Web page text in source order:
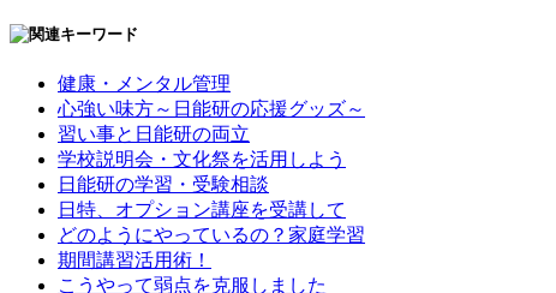
健康・メンタル管理
心強い味方～日能研の応援グッズ～
習い事と日能研の両立
学校説明会・文化祭を活用しよう
日能研の学習・受験相談
日特、オプション講座を受講して
どのようにやっているの？家庭学習
期間講習活用術！
こうやって弱点を克服しました